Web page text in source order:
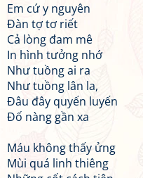
Em cứ y nguyên
Đàn tợ tơ riết
Cả lòng đam mê
In hình tưởng nhớ
Như tuồng ai ra
Như tuồng lân la,
Đâu đây quyến luyến
Đố nàng gần xa
Máu không thấy ửng
Mùi quá linh thiêng